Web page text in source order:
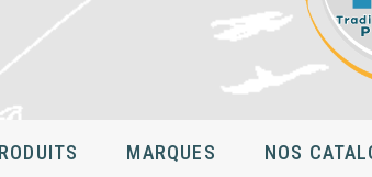
MARQUES NOS